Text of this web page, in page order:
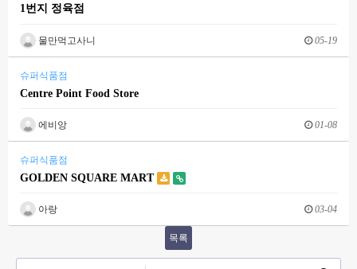
1번지 정육점
물만먹고사니 05-19
슈퍼식품점
Centre Point Food Store
에비앙 01-08
슈퍼식품점
GOLDEN SQUARE MART
아랑 03-04
목록